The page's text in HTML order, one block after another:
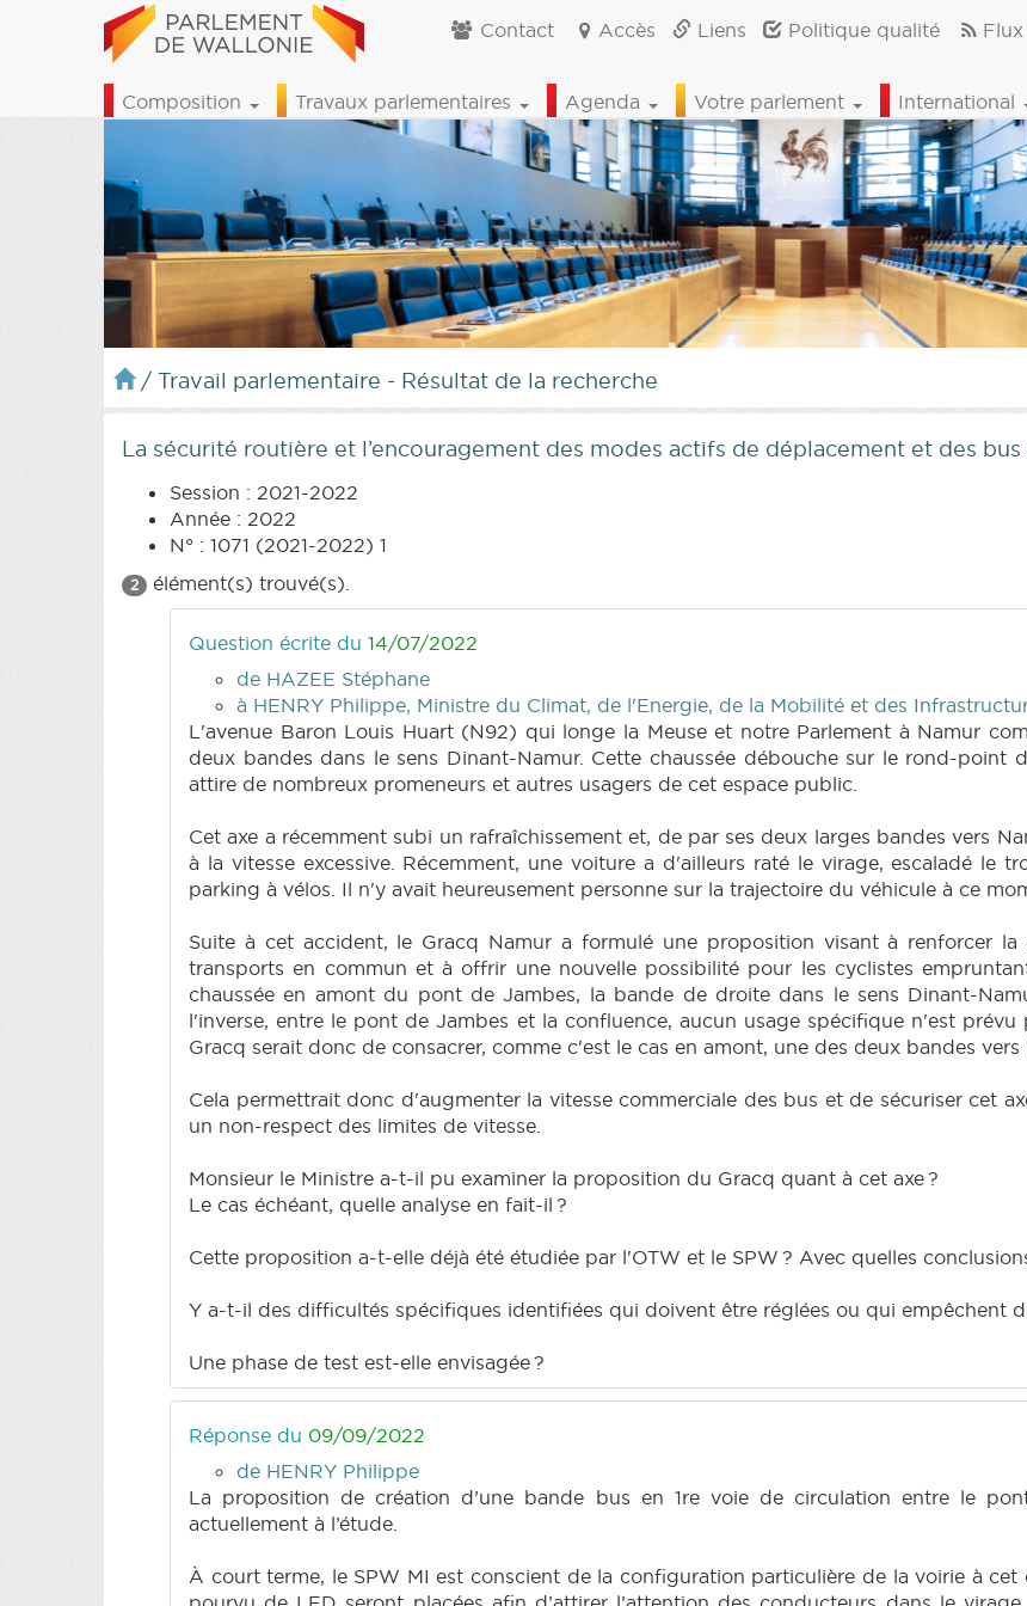
Contact Accès Liens Politique qualité Flux
Composition Travaux parlementaires Agenda Votre parlement International
/ Travail parlementaire - Résultat de la recherche
La sécurité routière et l’encouragement des modes actifs de déplacement et des bus
Session : 2021-2022
Année : 2022
N° : 1071 (2021-2022) 1
2 élément(s) trouvé(s).
Question écrite du 14/07/2022
de HAZEE Stéphane
à HENRY Philippe, Ministre du Climat, de l'Energie, de la Mobilité et des
L'avenue Baron Louis Huart (N92) qui longe la Meuse et notre Parlement à Namur
deux bandes dans le sens Dinant-Namur. Cette chaussée débouche sur le rond-
attire de nombreux promeneurs et autres usagers de cet espace public.
Cet axe a récemment subi un rafraîchissement et, de par ses deux larges bandes vers
à la vitesse excessive. Récemment, une voiture a d'ailleurs raté le virage, escaladé le
parking à vélos. Il n'y avait heureusement personne sur la trajectoire du véhicule à ce
Suite à cet accident, le Gracq Namur a formulé une proposition visant à renforcer
transports en commun et à offrir une nouvelle possibilité pour les cyclistes
chaussée en amont du pont de Jambes, la bande de droite dans le sens Dinant-
l'inverse, entre le pont de Jambes et la confluence, aucun usage spécifique n'est
Gracq serait donc de consacrer, comme c'est le cas en amont, une des deux bandes vers
Cela permettrait donc d'augmenter la vitesse commerciale des bus et de sécuriser cet
un non-respect des limites de vitesse.
Monsieur le Ministre a-t-il pu examiner la proposition du Gracq quant à cet axe ?
Le cas échéant, quelle analyse en fait-il ?
Cette proposition a-t-elle déjà été étudiée par l'OTW et le SPW ? Avec quelles
Y a-t-il des difficultés spécifiques identifiées qui doivent être réglées ou qui empêchent
Une phase de test est-elle envisagée ?
Réponse du 09/09/2022
de HENRY Philippe
La proposition de création d’une bande bus en 1re voie de circulation entre le
actuellement à l’étude.
À court terme, le SPW MI est conscient de la configuration particulière de la voirie à